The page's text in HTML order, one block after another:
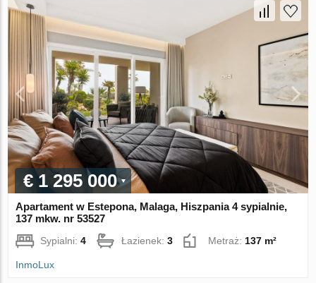
€ 1 295 000
Apartament w Estepona, Malaga, Hiszpania 4 sypialnie,
137 mkw. nr 53527
Sypialni:4 Łazienek:3 Metraż: 137 m²
InmoLux